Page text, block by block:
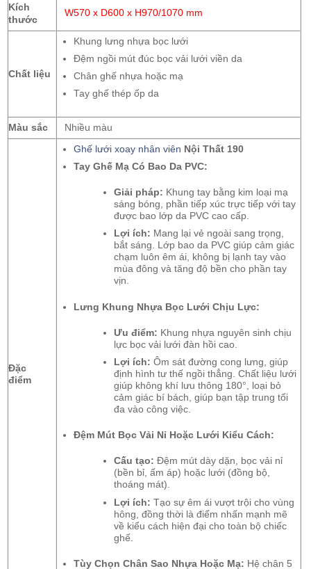
Kích
thước
W570 x D600 x H970/1070 mm
Chất liệu
Khung lưng nhựa bọc lưới
Đệm ngồi mút đúc bọc vải lưới viền da
Chân ghế nhựa hoặc mạ
Tay ghế thép ốp da
Màu sắc Nhiều màu
Đặc
điểm
Ghế lưới xoay nhân viên Nội Thất 190
Tay Ghế Mạ Có Bao Da PVC:
Giải pháp: Khung tay bằng kim loại mạ
sáng bóng, phần tiếp xúc trực tiếp với tay
được bao lớp da PVC cao cấp.
Lợi ích: Mang lại vẻ ngoài sang trọng,
bắt sáng. Lớp bao da PVC giúp cảm giác
chạm luôn êm ái, không bị lạnh tay vào
mùa đông và tăng độ bền cho phần tay
vịn.
Lưng Khung Nhựa Bọc Lưới Chịu Lực:
Ưu điểm: Khung nhựa nguyên sinh chịu
lực bọc vải lưới đàn hồi cao.
Lợi ích: Ôm sát đường cong lưng, giúp
định hình tư thế ngồi thẳng. Chất liệu lưới
giúp không khí lưu thông 180°, loại bỏ
cảm giác bí bách, giúp bạn tập trung tối
đa vào công việc.
Đệm Mút Bọc Vải Nỉ Hoặc Lưới Kiểu Cách:
Cấu tạo: Đệm mút dày dặn, bọc vải nỉ
(bền bỉ, ấm áp) hoặc lưới (đồng bộ,
thoáng mát).
Lợi ích: Tạo sự êm ái vượt trội cho vùng
hông, đồng thời là điểm nhấn mạnh mẽ
về kiểu cách hiện đại cho toàn bộ chiếc
ghế.
Tùy Chọn Chân Sao Nhựa Hoặc Mạ: Hệ chân 5